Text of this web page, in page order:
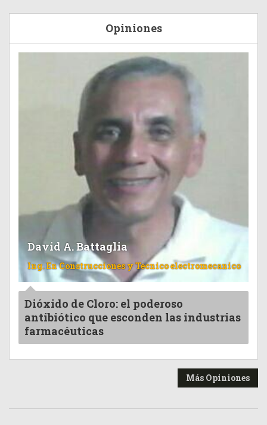
Opiniones
David A. Battaglia
Ing. En Construcciones y Tecnico electromecanico
Dióxido de Cloro: el poderoso
antibiótico que esconden las industrias
farmacéuticas
Más Opiniones